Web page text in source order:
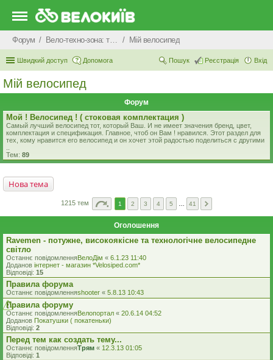
Форум Вело-техно-зона: технічні питання та консультації Мiй велосипед
Швидкий доступ Допомога Вхід
Реєстрація
Пошук
Мiй велосипед
Форум
Мой ! Велосипед ! ( стоковая комплектация )
Самый лучший велосипед тот, который Ваш. И не имеет значения бренд, цвет,
комплектация и спецификация. Главное, чтоб он Вам ! нравился. Этот раздел для
тех, кому нравится его велосипед и он хочет этой радостью поделиться с другими
Тем: 89
Нова тема
1215 тем 1 2 3 4 5 41
Оголошення
Ravemen - потужне, високоякісне та технологічне велосипедне
світло
Останнє повідомленняВелоДім « 6.1.23 11:40
Доданов iнтернет - магазин *Velosiped.com*
Відповіді: 15
Правила форума
Останнє повідомленняshooter « 5.8.13 10:43
Правила форуму
Останнє повідомленняВелопортал « 20.6.14 04:52
Доданов Покатушки ( покатеньки)
Відповіді: 2
Перед тем как создать тему...
Останнє повідомленняТрям « 12.3.13 01:05
Відповіді: 1